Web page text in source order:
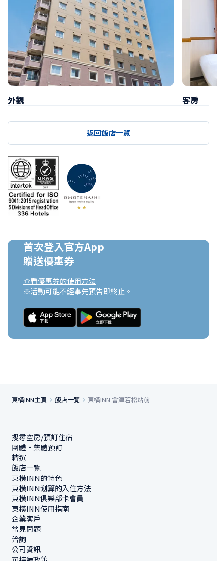
外觀 客房
返回飯店一覽
首次登入官方App
贈送優惠券
查看優惠券的使用方法
※活動可能不經事先預告即終止。
東橫INN主頁 飯店一覽 東橫INN 會津若松站前
搜尋空房/預訂住宿
團體・集體預訂
精選
飯店一覽
東橫INN的特色
東橫INN划算的入住方法
東橫INN俱樂部卡會員
東橫INN使用指南
企業客戶
常見問題
洽詢
公司資訊